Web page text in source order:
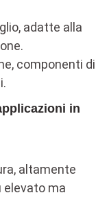
adatte alla
componenti di
in
altamente
elevato ma